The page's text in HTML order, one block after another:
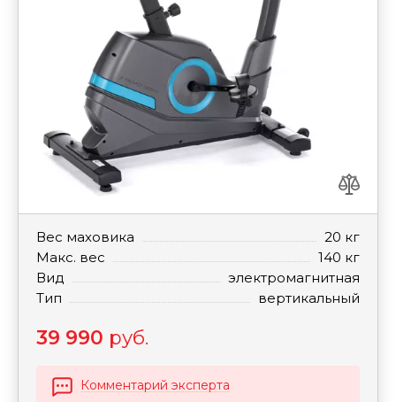
Вес маховика
20 кг
Макс. вес
140 кг
Вид
электромагнитная
Тип
вертикальный
39 990 руб.
Комментарий эксперта